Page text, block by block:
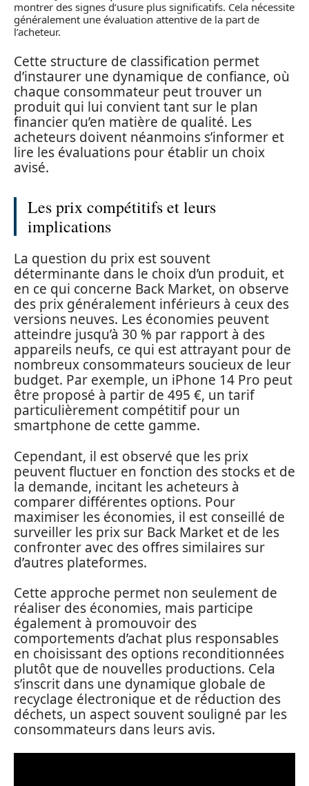
montrer des signes d’usure plus significatifs. Cela nécessite
généralement une évaluation attentive de la part de
l’acheteur.
Cette structure de classification permet
d’instaurer une dynamique de confiance, où
chaque consommateur peut trouver un
produit qui lui convient tant sur le plan
financier qu’en matière de qualité. Les
acheteurs doivent néanmoins s’informer et
lire les évaluations pour établir un choix
avisé.
Les prix compétitifs et leurs
implications
La question du prix est souvent
déterminante dans le choix d’un produit, et
en ce qui concerne Back Market, on observe
des prix généralement inférieurs à ceux des
versions neuves. Les économies peuvent
atteindre jusqu’à 30 % par rapport à des
appareils neufs, ce qui est attrayant pour de
nombreux consommateurs soucieux de leur
budget. Par exemple, un iPhone 14 Pro peut
être proposé à partir de 495 €, un tarif
particulièrement compétitif pour un
smartphone de cette gamme.
Cependant, il est observé que les prix
peuvent fluctuer en fonction des stocks et de
la demande, incitant les acheteurs à
comparer différentes options. Pour
maximiser les économies, il est conseillé de
surveiller les prix sur Back Market et de les
confronter avec des offres similaires sur
d’autres plateformes.
Cette approche permet non seulement de
réaliser des économies, mais participe
également à promouvoir des
comportements d’achat plus responsables
en choisissant des options reconditionnées
plutôt que de nouvelles productions. Cela
s’inscrit dans une dynamique globale de
recyclage électronique et de réduction des
déchets, un aspect souvent souligné par les
consommateurs dans leurs avis.